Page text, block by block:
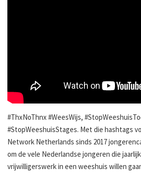
#ThxNoThnx #WeesWijs,
#StopWeeshuisStages. Met die hashtags
Network Netherlands sinds 2017
om de vele Nederlandse jongeren die
vrijwilligerswerk in een weeshuis willen